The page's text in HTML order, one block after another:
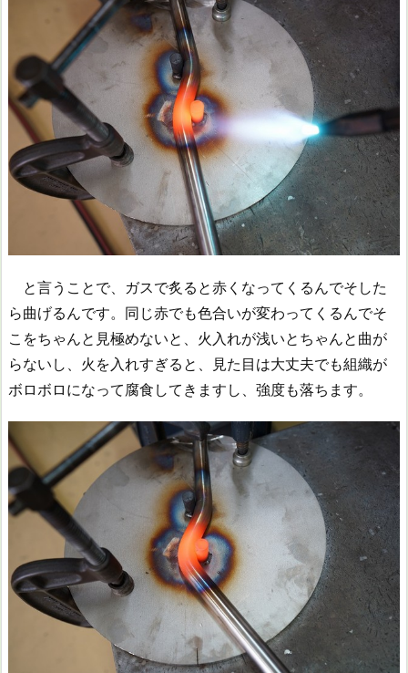
と言うことで、ガスで炙ると赤くなってくるんでそした
ら曲げるんです。同じ赤でも色合いが変わってくるんでそ
こをちゃんと見極めないと、火入れが浅いとちゃんと曲が
らないし、火を入れすぎると、見た目は大丈夫でも組織が
ボロボロになって腐食してきますし、強度も落ちます。